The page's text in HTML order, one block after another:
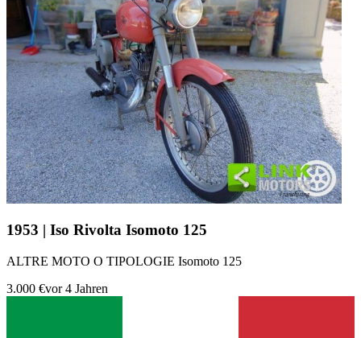
1953 | Iso Rivolta Isomoto 125
ALTRE MOTO O TIPOLOGIE Isomoto 125
3.000 €vor 4 Jahren